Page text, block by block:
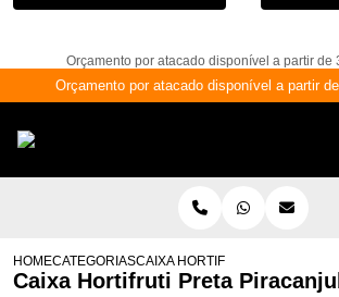
Orçamento por atacado disponível a partir de
Orçamento por atacado disponível a partir
HOMECATEGORIASCAIXA HORTIFRUTI PRETA
Caixa Hortifruti Preta